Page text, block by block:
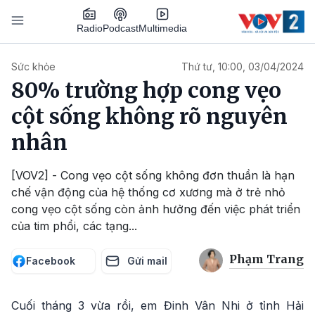
Nhảy đến nội dung
RadioPodcastMultimedia
Sức khỏe Thứ tư, 10:00, 03/04/2024
80% trường hợp cong vẹo
cột sống không rõ nguyên
nhân
[VOV2] - Cong vẹo cột sống không đơn thuần là hạn
chế vận động của hệ thống cơ xương mà ở trẻ nhỏ
cong vẹo cột sống còn ảnh hưởng đến việc phát triển
của tim phổi, các tạng...
Facebook Gửi mail Phạm Trang
Cuối tháng 3 vừa rồi, em Đinh Vân Nhi ở tỉnh Hải